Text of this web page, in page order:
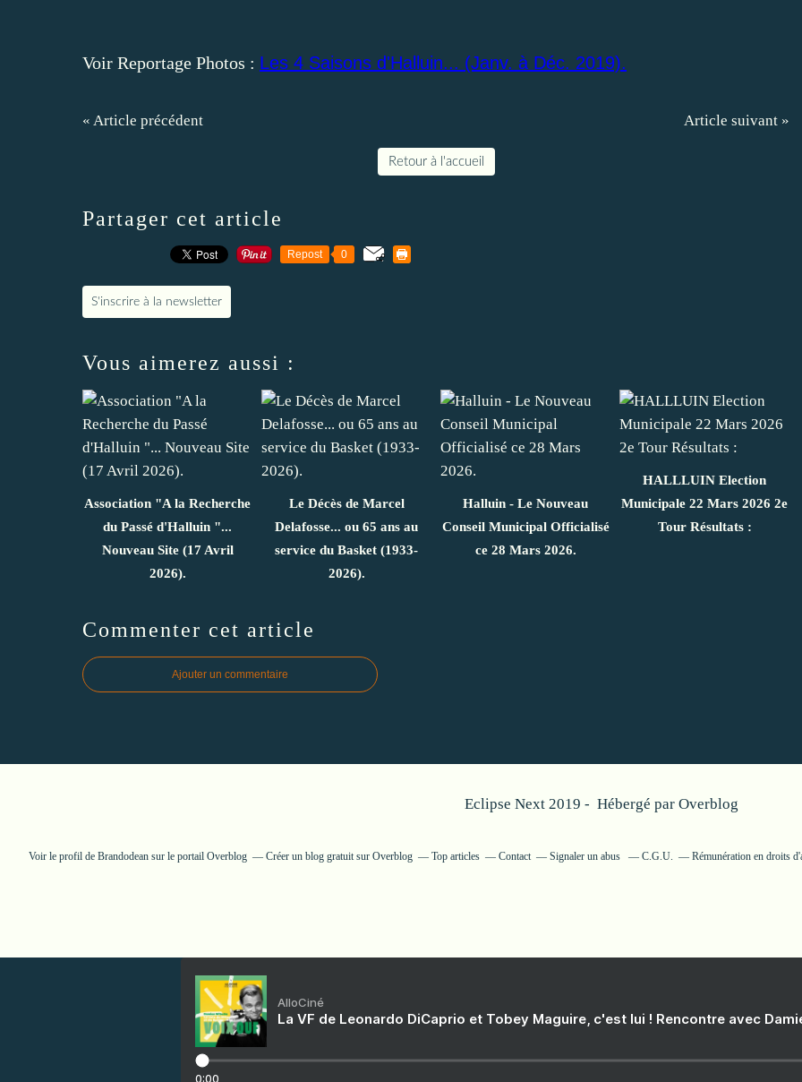
Voir Reportage Photos : Les 4 Saisons d'Halluin... (Janv. à Déc. 2019).
« Article précédent Article suivant »
Retour à l'accueil
Partager cet article
Repost 0
S'inscrire à la newsletter
Vous aimerez aussi :
Association "A la Recherche
du Passé d'Halluin "...
Nouveau Site (17 Avril
2026).
Le Décès de Marcel
Delafosse... ou 65 ans au
service du Basket (1933-
2026).
Halluin - Le Nouveau
Conseil Municipal Officialisé
ce 28 Mars 2026.
HALLLUIN Election
Municipale 22 Mars 2026 2e
Tour Résultats :
Commenter cet article
Ajouter un commentaire
Eclipse Next 2019 - Hébergé par Overblog
Voir le profil de Brandodean sur le portail Overblog Créer un blog gratuit sur Overblog Top articles Contact Signaler un abus C.G.U. Rémunération en droits
AlloCiné
La VF de Leonardo DiCaprio et Tobey Maguire, c'est lui ! Rencontre avec
0:00